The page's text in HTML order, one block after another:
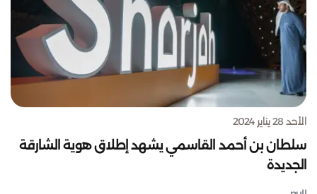
الأحد 28 يناير 2024
سلطان بن أحمد القاسمي يشهد إطلاق هوية الشارقة
الجديدة